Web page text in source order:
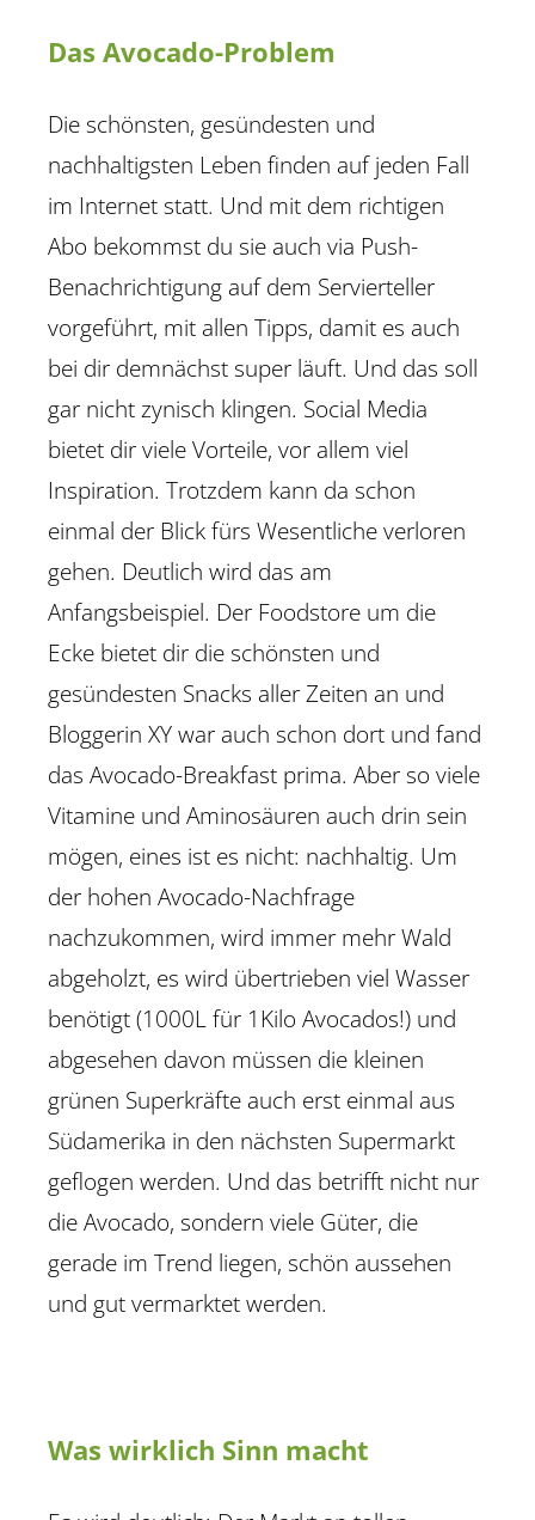
Das Avocado-Problem
Die schönsten, gesündesten und
nachhaltigsten Leben finden auf jeden Fall
im Internet statt. Und mit dem richtigen
Abo bekommst du sie auch via Push-
Benachrichtigung auf dem Servierteller
vorgeführt, mit allen Tipps, damit es auch
bei dir demnächst super läuft. Und das soll
gar nicht zynisch klingen. Social Media
bietet dir viele Vorteile, vor allem viel
Inspiration. Trotzdem kann da schon
einmal der Blick fürs Wesentliche verloren
gehen. Deutlich wird das am
Anfangsbeispiel. Der Foodstore um die
Ecke bietet dir die schönsten und
gesündesten Snacks aller Zeiten an und
Bloggerin XY war auch schon dort und fand
das Avocado-Breakfast prima. Aber so viele
Vitamine und Aminosäuren auch drin sein
mögen, eines ist es nicht: nachhaltig. Um
der hohen Avocado-Nachfrage
nachzukommen, wird immer mehr Wald
abgeholzt, es wird übertrieben viel Wasser
benötigt (1000L für 1Kilo Avocados!) und
abgesehen davon müssen die kleinen
grünen Superkräfte auch erst einmal aus
Südamerika in den nächsten Supermarkt
geflogen werden. Und das betrifft nicht nur
die Avocado, sondern viele Güter, die
gerade im Trend liegen, schön aussehen
und gut vermarktet werden.
Was wirklich Sinn macht